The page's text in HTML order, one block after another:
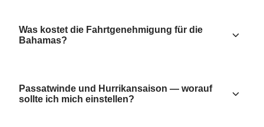
Was kostet die Fahrtgenehmigung für die
Bahamas?
Passatwinde und Hurrikansaison — worauf
sollte ich mich einstellen?